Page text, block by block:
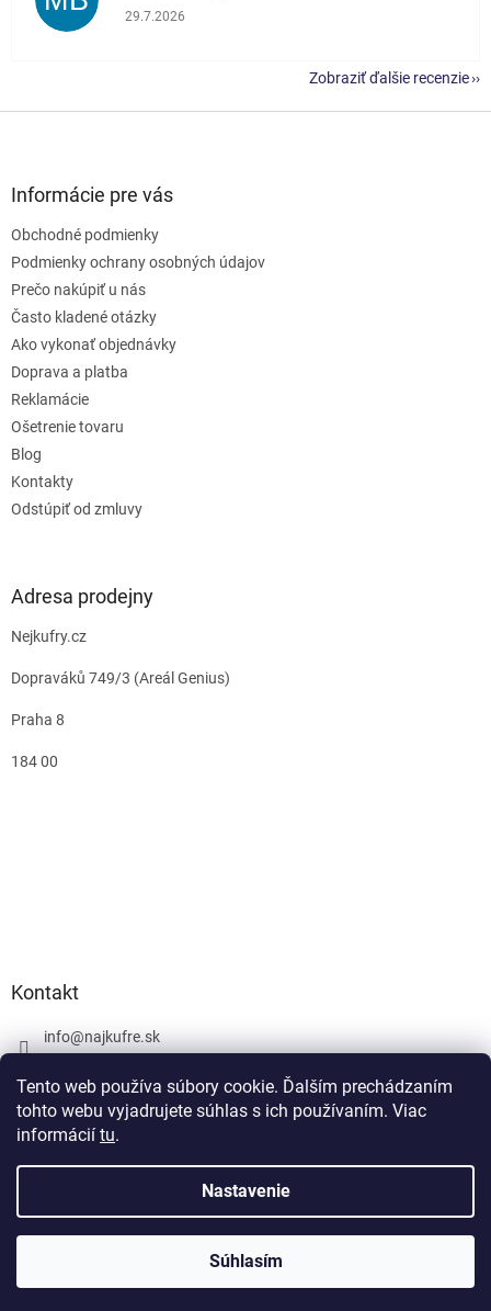
Tento web používa súbory cookie. Ďalším prechádzaním
tohto webu vyjadrujete súhlas s ich používaním. Viac
informácií tu.
Nastavenie
Súhlasím
Hodnotenie obchodu je 5 z 5 hviezdičiek.
29.7.2026
Zobraziť ďalšie recenzie
Informácie pre vás
Obchodné podmienky
Podmienky ochrany osobných údajov
Prečo nakúpiť u nás
Často kladené otázky
Ako vykonať objednávky
Doprava a platba
Reklamácie
Ošetrenie tovaru
Blog
Kontakty
Odstúpiť od zmluvy
Adresa prodejny
Nejkufry.cz
Dopraváků 749/3 (Areál Genius)
Praha 8
184 00
Kontakt
info@najkufre.sk
Facebook
Vytvoril Shoptet
najkufre.sk. Všetky práva vyhradené.